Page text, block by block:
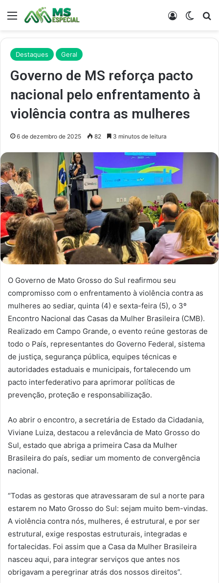
Menu Entrar
Destaques Geral
Governo de MS reforça pacto
nacional pelo enfrentamento à
violência contra as mulheres
6 de dezembro de 2025 82 3 minutos de leitura
O Governo de Mato Grosso do Sul reafirmou seu
compromisso com o enfrentamento à violência contra as
mulheres ao sediar, quinta (4) e sexta-feira (5), o 3º
Encontro Nacional das Casas da Mulher Brasileira (CMB).
Realizado em Campo Grande, o evento reúne gestoras de
todo o País, representantes do Governo Federal, sistema
de justiça, segurança pública, equipes técnicas e
autoridades estaduais e municipais, fortalecendo um
pacto interfederativo para aprimorar políticas de
prevenção, proteção e responsabilização.
Ao abrir o encontro, a secretária de Estado da Cidadania,
Viviane Luiza, destacou a relevância de Mato Grosso do
Sul, estado que abriga a primeira Casa da Mulher
Brasileira do país, sediar um momento de convergência
nacional.
“Todas as gestoras que atravessaram de sul a norte para
estarem no Mato Grosso do Sul: sejam muito bem-vindas.
A violência contra nós, mulheres, é estrutural, e por ser
estrutural, exige respostas estruturais, integradas e
fortalecidas. Foi assim que a Casa da Mulher Brasileira
nasceu aqui, para integrar serviços que antes nos
obrigavam a peregrinar atrás dos nossos direitos”.